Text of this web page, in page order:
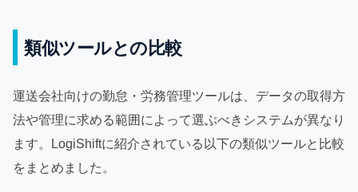
類似ツールとの比較
運送会社向けの勤怠・労務管理ツールは、データの取得方
法や管理に求める範囲によって選ぶべきシステムが異なり
ます。LogiShiftに紹介されている以下の類似ツールと比較
をまとめました。